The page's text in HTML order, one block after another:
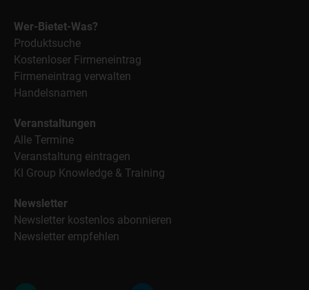
Wer-Bietet-Was?
Produktsuche
Kostenloser Firmeneintrag
Firmeneintrag verwalten
Handelsnamen
Veranstaltungen
Alle Termine
Veranstaltung eintragen
KI Group Knowledge & Training
Newsletter
Newsletter kostenlos abonnieren
Newsletter empfehlen